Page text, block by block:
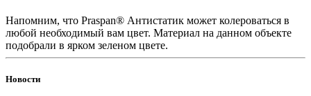
Напомним, что Praspan® Антистатик может колероваться в
любой необходимый вам цвет. Материал на данном объекте
подобрали в ярком зеленом цвете.
Новости